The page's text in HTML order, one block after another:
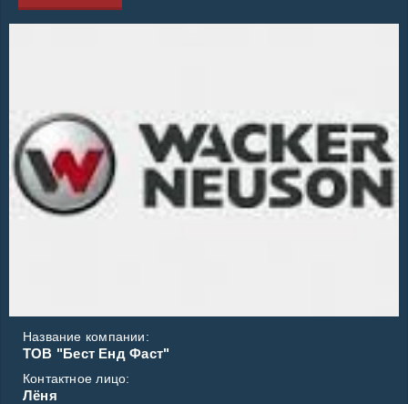
Название компании:
ТОВ "Бест Eнд Фаст"
Контактное лицо:
Лёня